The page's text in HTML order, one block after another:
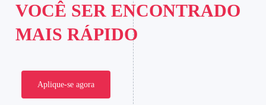
VOCÊ SER ENCONTRADO
MAIS RÁPIDO
Aplique-se agora